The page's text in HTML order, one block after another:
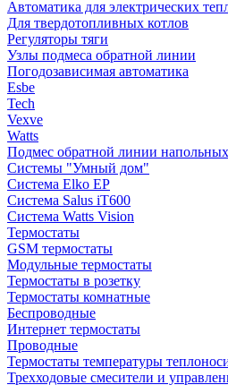
Автоматика для электрических
Для твердотопливных котлов
Регуляторы тяги
Узлы подмеса обратной линии
Погодозависимая автоматика
Esbe
Tech
Vexve
Watts
Подмес обратной линии
Системы "Умный дом"
Система Elko EP
Система Salus iT600
Система Watts Vision
Термостаты
GSM термостаты
Модульные термостаты
Термостаты в розетку
Термостаты комнатные
Беспроводные
Интернет термостаты
Проводные
Термостаты температуры
Трехходовые смесители и